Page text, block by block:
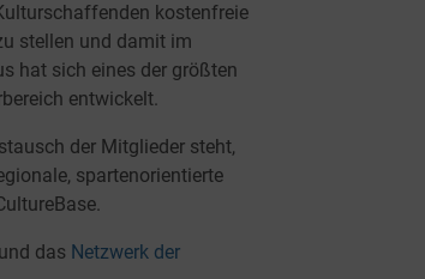
kostenfreie
stellen und damit im
hat sich eines der größten
entwickelt.
der Mitglieder steht,
spartenorientierte
und das Netzwerk der